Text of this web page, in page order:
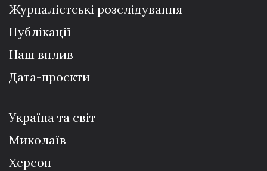
Журналістські розслідування
Публікації
Наш вплив
Дата-проєкти
Україна та світ
Миколаїв
Херсон